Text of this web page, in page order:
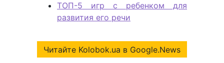
ТОП-5 игр с ребенком для
развития его речи
Читайте Kolobok.ua в Google.News